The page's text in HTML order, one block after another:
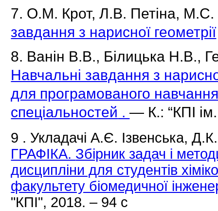
7. О.М. Крот, Л.В. Петіна, М.С.
завдання з нарисної геометрії
8. Ванін В.В., Білицька Н.В.,
Навчальні завдання з
для програмованого
спеціальностей .— К.: “КПІ
9 . Укладачі А.Є. Ізвенська,
ГРАФІКА. Збірник задач і
дисципліни для студентів
факультету біомедичної
"КПІ", 2018. – 94 с